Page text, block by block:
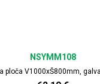
ploča V1000xŠ800mm,
NSYMM108